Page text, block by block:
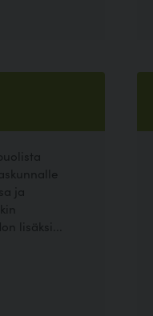
ja
lisäksi...